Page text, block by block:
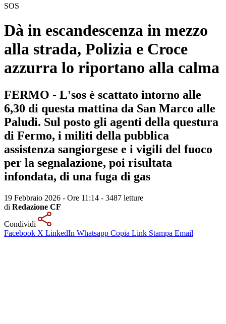
SOS
Dà in escandescenza in mezzo
alla strada, Polizia e Croce
azzurra lo riportano alla calma
FERMO - L'sos è scattato intorno alle
6,30 di questa mattina da San Marco alle
Paludi. Sul posto gli agenti della questura
di Fermo, i militi della pubblica
assistenza sangiorgese e i vigili del fuoco
per la segnalazione, poi risultata
infondata, di una fuga di gas
19 Febbraio 2026 - Ore 11:14 - 3487 letture
di Redazione CF
Condividi
Facebook X LinkedIn Whatsapp Copia Link Stampa Email